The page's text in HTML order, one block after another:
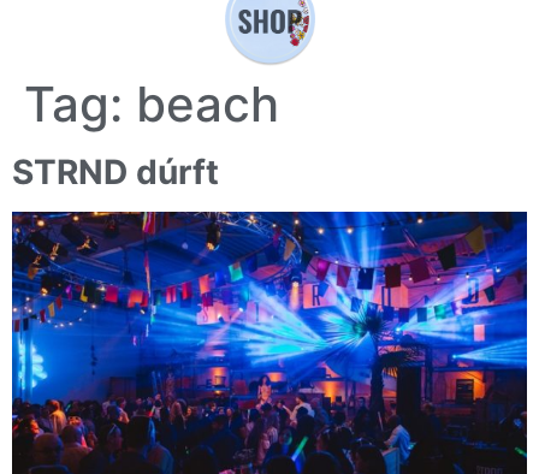
Tag: beach
STRND dúrft